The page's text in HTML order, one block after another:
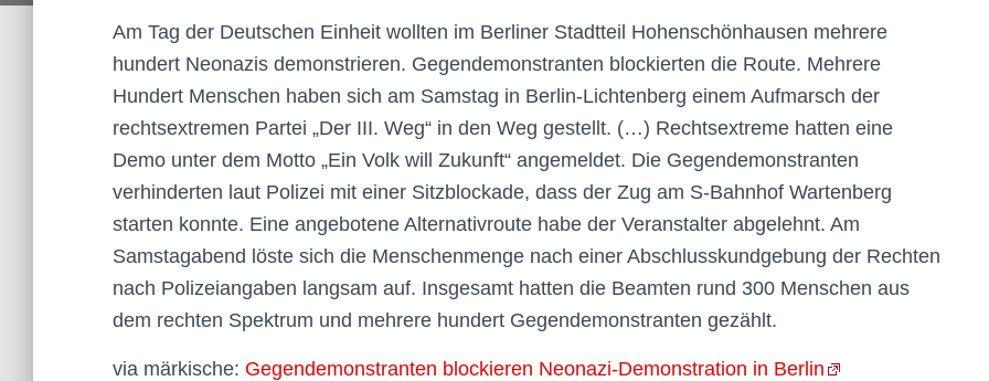
Am Tag der Deutschen Einheit wollten im Berliner Stadtteil Hohenschönhausen mehrere
hundert Neonazis demonstrieren. Gegendemonstranten blockierten die Route. Mehrere
Hundert Menschen haben sich am Samstag in Berlin-Lichtenberg einem Aufmarsch der
rechtsextremen Partei „Der III. Weg“ in den Weg gestellt. (…) Rechtsextreme hatten eine
Demo unter dem Motto „Ein Volk will Zukunft“ angemeldet. Die Gegendemonstranten
verhinderten laut Polizei mit einer Sitzblockade, dass der Zug am S-Bahnhof Wartenberg
starten konnte. Eine angebotene Alternativroute habe der Veranstalter abgelehnt. Am
Samstagabend löste sich die Menschenmenge nach einer Abschlusskundgebung der Rechten
nach Polizeiangaben langsam auf. Insgesamt hatten die Beamten rund 300 Menschen aus
dem rechten Spektrum und mehrere hundert Gegendemonstranten gezählt.
via märkische: Gegendemonstranten blockieren Neonazi-Demonstration in Berlin